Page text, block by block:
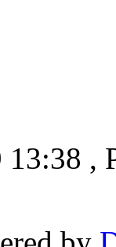
13:38 ,